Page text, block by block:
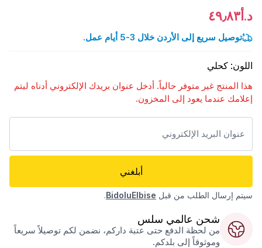
د.أ٤٩٫٨٣
توصيل سريع إلى الأردن خلال 3-5 أيام عمل.
اللون: كحلي
هذا المنتج غير متوفر حالياً. أدخل عنوان بريدك الإلكتروني أدناه ليتم
إعلامك عندما يعود إلى المخزون.
أبلغني
سيتم إرسال الطلب من قبل BidoluElbise
.
شحن عالمي سلس
من لحظة الدفع حتى عتبة داركم، نضمن لكم توصيلاً سريعاً
وموثوقاً إلى بلدكم.